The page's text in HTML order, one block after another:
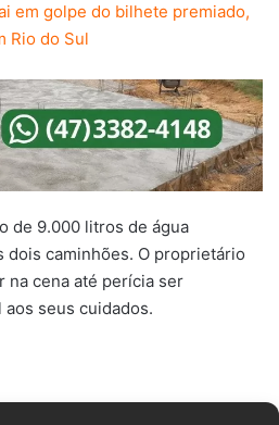
em golpe do bilhete premiado,
Rio do Sul
de 9.000 litros de água
dois caminhões. O proprietário
na cena até perícia ser
seus cuidados.